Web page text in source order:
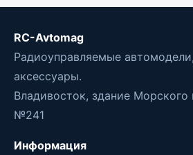
RC-Avtomag
Радиоуправляемые
аксессуары.
Владивосток, здание Морского
№241
Информация